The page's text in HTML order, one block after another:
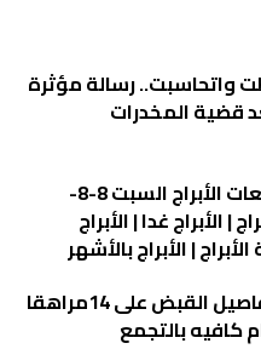
واتحاسبت.. رسالة مؤثرة
قضية المخدرات
حظك اليوم توقعات الأبراج السبت 8-8-
| الأبراج غدا | الأبراج
| الأبراج بالأشهر
بينهم أجانب.. تفاصيل القبض على 14مراهقا
كافيه بالتجمع